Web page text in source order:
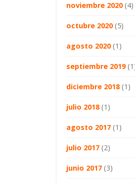
noviembre 2020(4)
octubre 2020(5)
agosto 2020(1)
septiembre 2019
diciembre 2018(1)
julio 2018(1)
agosto 2017 (1)
julio 2017 (2)
junio 2017 (3)